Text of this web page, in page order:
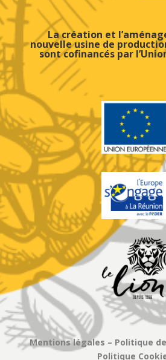
La création et
nouvelle usine de
sont cofinancés par
Mentions légales – Politique
Politique